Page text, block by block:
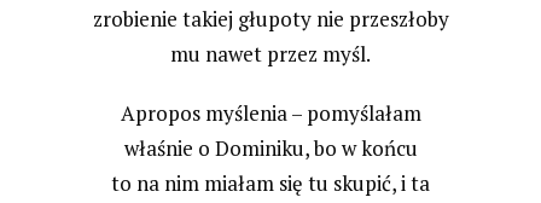
zrobienie takiej głupoty nie przeszłoby
mu nawet przez myśl.
Apropos myślenia – pomyślałam
właśnie o Dominiku, bo w końcu
to na nim miałam się tu skupić, i ta